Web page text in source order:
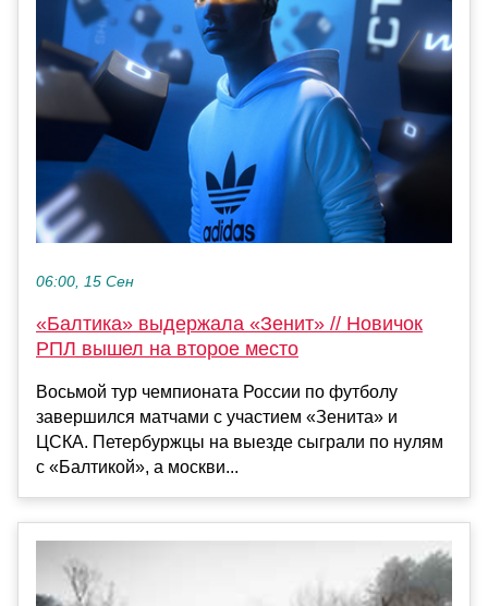
06:00, 15 Сен
«Балтика» выдержала «Зенит» // Новичок
РПЛ вышел на второе место
Восьмой тур чемпионата России по футболу
завершился матчами с участием «Зенита» и
ЦСКА. Петербуржцы на выезде сыграли по нулям
с «Балтикой», а москви...